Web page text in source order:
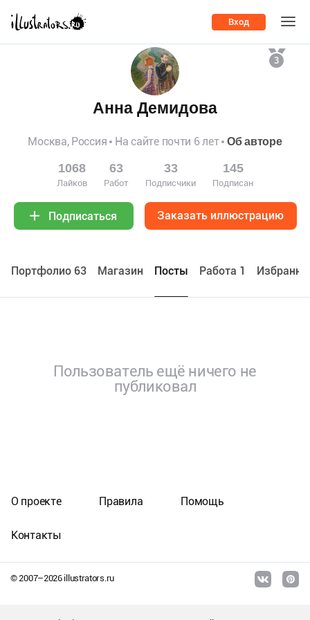
Вход
3
Анна Демидова
Москва, Россия На сайте почти 6 лет Об авторе
1068
Лайков
63
Работ
33
Подписчики
145
Подписан
Подписаться Заказать иллюстрацию
Портфолио 63 Maгазин Посты Работа 1
Пользователь ещё ничего не
публиковал
© 2007–2026illustrators.ru
О проекте Правила Помощь
Контакты